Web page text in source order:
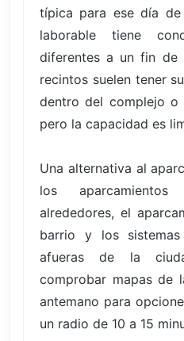
típica para ese día
laborable tiene
diferentes a un fin de
recintos suelen tener
dentro del complejo o
pero la capacidad es
Una alternativa al
los
alrededores, el
barrio y los
afueras de la
comprobar mapas de
antemano para
un radio de 10 a 15